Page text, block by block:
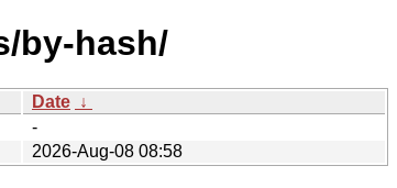
by-hash/
Date ↓
-
2026-Aug-08 08:58